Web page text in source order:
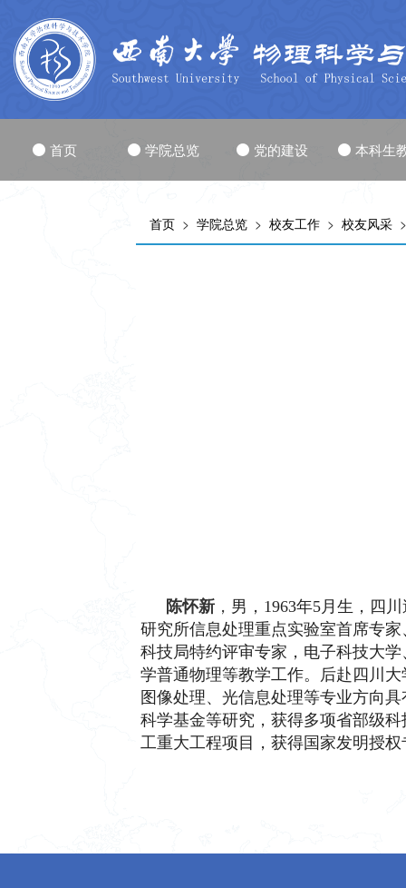
首页 学院总览 党的建设 本科生
首页 > 学院总览 > 校友工作 > 校友风采
陈怀新 ， 男，1963年5月生，四
研究所信息处理重点实验室首席专
科技局特约评审专家，电子科技大
学普通物理等教学工作。后赴四川
图像处理、光信息处理等专业方向
科学基金等研究，获得多项省部级
工重大工程项目，获得国家发明授权